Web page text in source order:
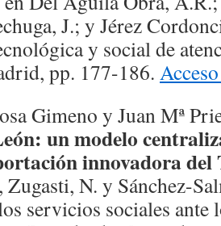
J.; y Jérez
y social de
pp. 177-186.
Gimeno y Juan Mª
un modelo
innovadora del
N. y Sánchez-
servicios sociales ante